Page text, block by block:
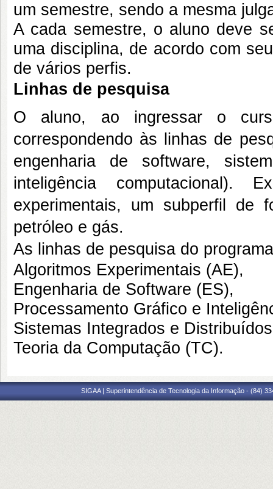
um semestre, sendo a mesma
A cada semestre, o aluno deve
uma disciplina, de acordo com
de vários perfis.
Linhas de pesquisa
O aluno, ao ingressar o
correspondendo às linhas de
engenharia de software,
inteligência computacional).
experimentais, um subperfil de
petróleo e gás.
As linhas de pesquisa do
Algoritmos Experimentais (AE),
Engenharia de Software (ES),
Processamento Gráfico e
Sistemas Integrados e
Teoria da Computação (TC).
SIGAA | Superintendência de Tecnologia da Informação - (84)